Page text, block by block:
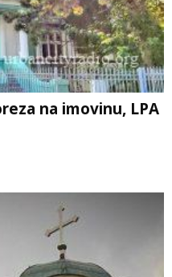
na imovinu, LPA